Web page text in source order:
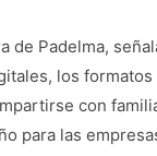
Padelma,
los
con
para las